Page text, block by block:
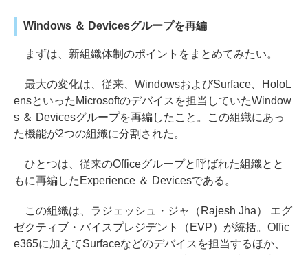
Windows ＆ Devicesグループを再編
まずは、新組織体制のポイントをまとめてみたい。
最大の変化は、従来、WindowsおよびSurface、HoloL
ensといったMicrosoftのデバイスを担当していたWindow
s ＆ Devicesグループを再編したこと。この組織にあっ
た機能が2つの組織に分割された。
ひとつは、従来のOfficeグループと呼ばれた組織とと
もに再編したExperience ＆ Devicesである。
この組織は、ラジェッシュ・ジャ（Rajesh Jha） エグ
ゼクティブ・バイスプレジデント（EVP）が統括。Offic
e365に加えてSurfaceなどのデバイスを担当するほか、